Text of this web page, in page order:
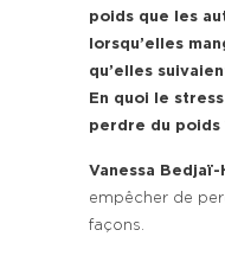
poids que les
lorsqu’elles
qu’elles
En quoi le
perdre du poids
Vanessa Bedjaï-
empêcher de
façons.